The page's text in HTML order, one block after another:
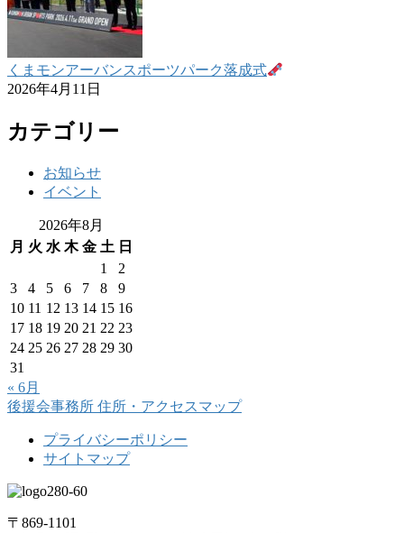
くまモンアーバンスポーツパーク落成式
2026年4月11日
カテゴリー
お知らせ
イベント
2026年8月
月 火 水 木 金 土 日
1
2
3
4 5 6 7 8
9
10 11 12 13 14 15 16
17 18 19 20 21 22 23
24 25 26 27 28 29 30
31
« 6月
後援会事務所 住所・アクセスマップ
プライバシーポリシー
サイトマップ
〒869-1101